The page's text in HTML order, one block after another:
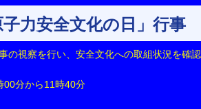
子力安全文化の日」行事
の視察を行い、安全文化への取組状況を確認
分から11時40分